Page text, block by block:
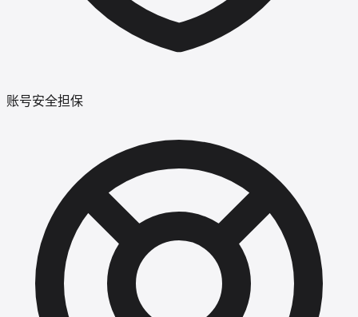
账号安全担保